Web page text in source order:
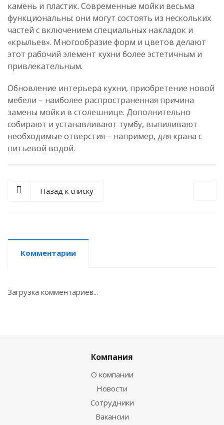
камень и пластик. Современные мойки весьма
функциональны: они могут состоять из нескольких
частей с включением специальных накладок и
«крыльев». Многообразие форм и цветов делают
этот рабочий элемент кухни более эстетичным и
привлекательным.
Обновление интерьера кухни, приобретение новой
мебели – наиболее распространенная причина
замены мойки в столешнице. Дополнительно
собирают и устанавливают тумбу, выпиливают
необходимые отверстия – например, для крана с
питьевой водой.
Назад к списку
Комментарии
Загрузка комментариев...
Компания
О компании
Новости
Сотрудники
Вакансии